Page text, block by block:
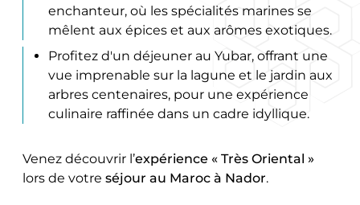
enchanteur, où les spécialités marines se
mêlent aux épices et aux arômes exotiques.
Profitez d'un déjeuner au Yubar, offrant une
vue imprenable sur la lagune et le jardin aux
arbres centenaires, pour une expérience
culinaire raffinée dans un cadre idyllique.
Venez découvrir l’expérience « Très Oriental »
lors de votre séjour au Maroc à Nador.